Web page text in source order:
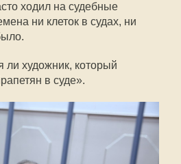
ходил на судебные
ни клеток в судах, ни
ли художник, который
в суде».